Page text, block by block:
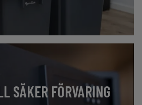
SÄKER FÖRVARING